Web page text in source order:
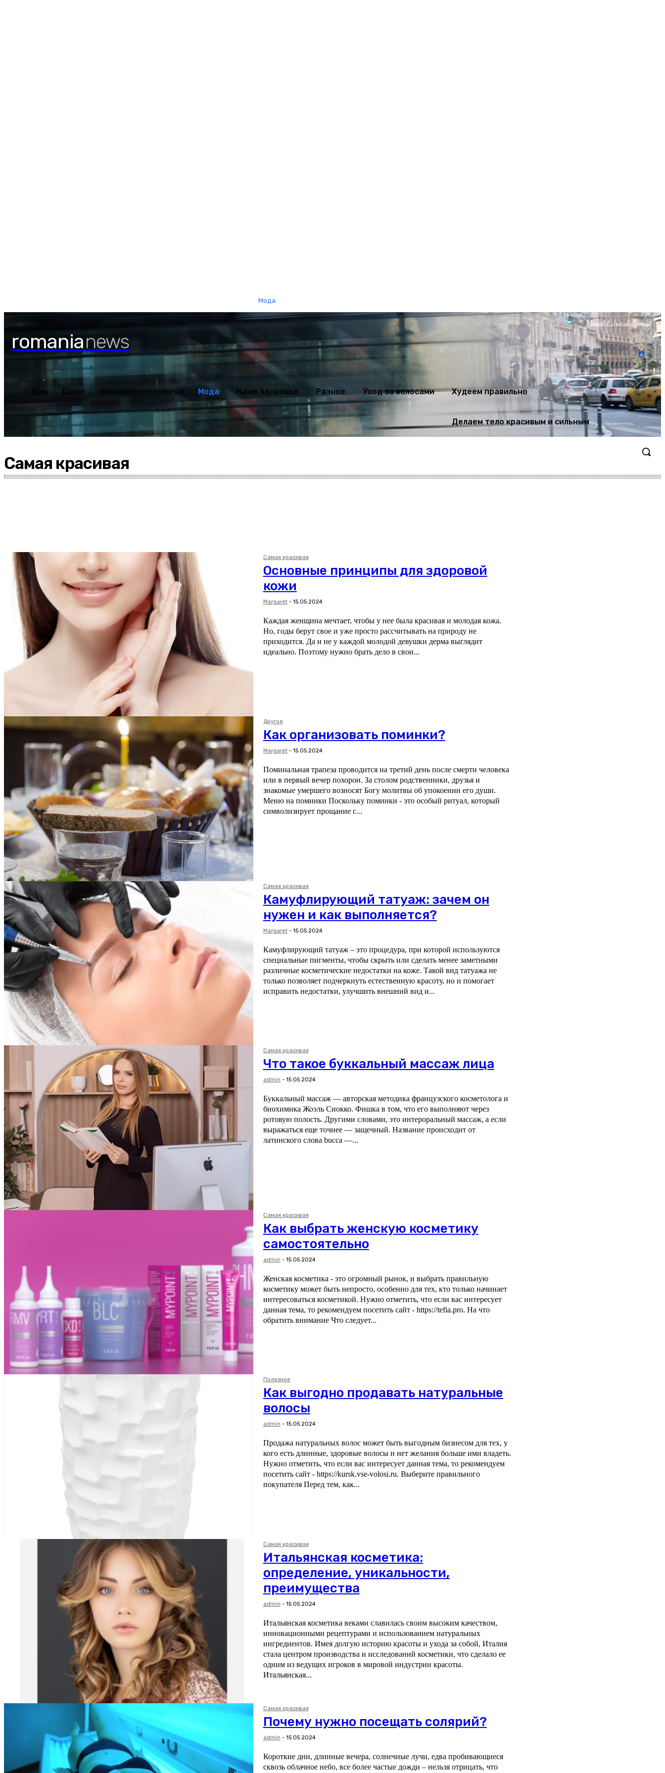
Мода
تسجيل الدخول / انضمام
romanianews
Дом Досуг Женская психология Мода Наше здоровье Разное Уход за волосами Худеем правильно
Делаем тело красивым и сильным
Самая красивая
Самая красивая
Основные принципы для здоровой
кожи
Margaret - 15.05.2024
Каждая женщина мечтает, чтобы у нее была красивая и молодая кожа.
Но, годы берут свое и уже просто рассчитывать на природу не
приходится. Да и не у каждой молодой девушки дерма выглядит
идеально. Поэтому нужно брать дело в свои...
Другое
Как организовать поминки?
Margaret - 15.05.2024
Поминальная трапеза проводится на третий день после смерти человека
или в первый вечер похорон. За столом родственники, друзья и
знакомые умершего возносят Богу молитвы об упокоении его души.
Меню на поминки Поскольку поминки - это особый ритуал, который
символизирует прощание с...
Самая красивая
Камуфлирующий татуаж: зачем он
нужен и как выполняется?
Margaret - 15.05.2024
Камуфлирующий татуаж – это процедура, при которой используются
специальные пигменты, чтобы скрыть или сделать менее заметными
различные косметические недостатки на коже. Такой вид татуажа не
только позволяет подчеркнуть естественную красоту, но и помогает
исправить недостатки, улучшить внешний вид и...
Самая красивая
Что такое буккальный массаж лица
admin - 15.05.2024
Буккальный массаж — авторская методика французского косметолога и
биохимика Жоэль Сиокко. Фишка в том, что его выполняют через
ротовую полость. Другими словами, это интероральный массаж, а если
выражаться еще точнее — защечный. Название происходит от
латинского слова bucca —...
Самая красивая
Как выбрать женскую косметику
самостоятельно
admin - 15.05.2024
Женская косметика - это огромный рынок, и выбрать правильную
косметику может быть непросто, особенно для тех, кто только начинает
интересоваться косметикой. Нужно отметить, что если вас интересует
данная тема, то рекомендуем посетить сайт - https://tefia.pro. На что
обратить внимание Что следует...
Полезное
Как выгодно продавать натуральные
волосы
admin - 15.05.2024
Продажа натуральных волос может быть выгодным бизнесом для тех, у
кого есть длинные, здоровые волосы и нет желания больше ими владеть.
Нужно отметить, что если вас интересует данная тема, то рекомендуем
посетить сайт - https://kursk.vse-volosi.ru. Выберите правильного
покупателя Перед тем, как...
Самая красивая
Итальянская косметика:
определение, уникальности,
преимущества
admin - 15.05.2024
Итальянская косметика веками славилась своим высоким качеством,
инновационными рецептурами и использованием натуральных
ингредиентов. Имея долгую историю красоты и ухода за собой, Италия
стала центром производства и исследований косметики, что сделало ее
одним из ведущих игроков в мировой индустрии красоты.
Итальянская...
Самая красивая
Почему нужно посещать солярий?
admin - 15.05.2024
Короткие дни, длинные вечера, солнечные лучи, едва пробивающиеся
сквозь облачное небо, все более частые дожди – нельзя отрицать, что